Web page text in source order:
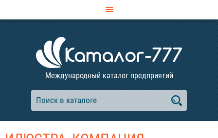
Международный каталог предприятий